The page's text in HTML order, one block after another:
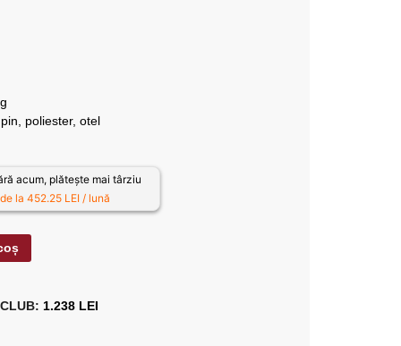
poliester, otel
acum, plătește mai târziu
de la 452.25 LEI / lună
1.238 LEI